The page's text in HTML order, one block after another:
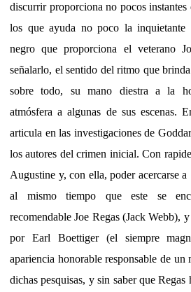
discurrir proporciona no pocos instantes
los que ayuda no poco la
negro que proporciona el veterano
señalarlo, el sentido del ritmo que
sobre todo, su mano diestra a la
atmósfera a algunas de sus escenas.
articula en las investigaciones de
los autores del crimen inicial. Con
Augustine y, con ella, poder acercarse
al mismo tiempo que este se
recomendable Joe Regas (Jack Webb),
por Earl Boettiger (el siempre
apariencia honorable responsable de
dichas pesquisas, y sin saber que